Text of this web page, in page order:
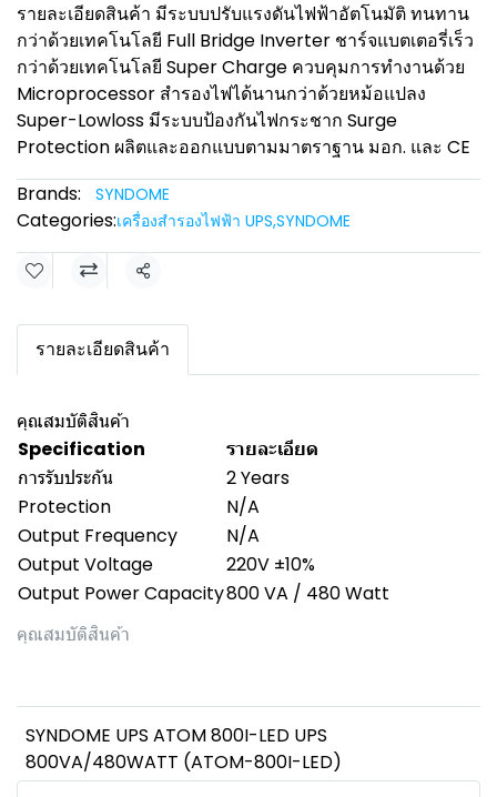
รายละเอียดสินค้า มีระบบปรับแรงดันไฟฟ้าอัตโนมัติ ทนทาน
กว่าด้วยเทคโนโลยี Full Bridge Inverter ชาร์จแบตเตอรี่เร็ว
กว่าด้วยเทคโนโลยี Super Charge ควบคุมการทำงานด้วย
Microprocessor สำรองไฟได้นานกว่าด้วยหม้อแปลง
Super-Lowloss มีระบบป้องกันไฟกระชาก Surge
Protection ผลิตและออกแบบตามมาตราฐาน มอก. และ CE
Brands:
SYNDOME
Categories:เครื่องสำรองไฟฟ้า UPS,SYNDOME
Share
รายละเอียดสินค้า
คุณสมบัติสินค้า
คุณสมบัติสินค้า
Specification
รายละเอียด
การรับประกัน
2 Years
Protection
N/A
Output Frequency
N/A
Output Voltage
220V ±10%
Output Power Capacity800 VA / 480 Watt
SYNDOME UPS ATOM 800I-LED UPS
800VA/480WATT (ATOM-800I-LED)